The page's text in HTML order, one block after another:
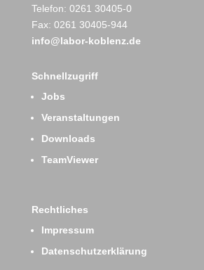
Telefon: 0261 30405-0
Fax: 0261 30405-944
info@labor-koblenz.de
Schnellzugriff
Jobs
Veranstaltungen
Downloads
TeamViewer
Rechtliches
Impressum
Datenschutzerklärung